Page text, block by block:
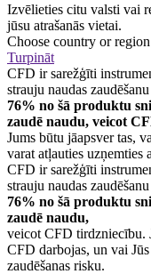
Izvēlieties citu valsti vai
jūsu atrašanās vietai.
Choose country or region
Turpināt
CFD ir sarežģīti
strauju naudas
76% no šā produktu
zaudē naudu, veicot
Jums būtu jāapsver tas,
varat atļauties uzņemties
CFD ir sarežģīti
strauju naudas
76% no šā produktu
zaudē naudu,
veicot CFD tirdzniecību.
CFD darbojas, un vai
zaudēšanas risku.